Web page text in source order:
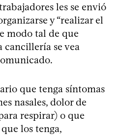
les se envió
y “realizar el
modo tal de que
se vea
que tenga síntomas
nasales, dolor de
respirar) o que
los tenga,